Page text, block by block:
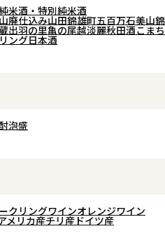
米酒・特別純米酒
廃仕込み山田錦雄町五百万石美山錦
出羽の里亀の尾越淡麗秋田酒こまち
ング日本酒
泡盛
クリングワインオレンジワイン
メリカ産チリ産ドイツ産